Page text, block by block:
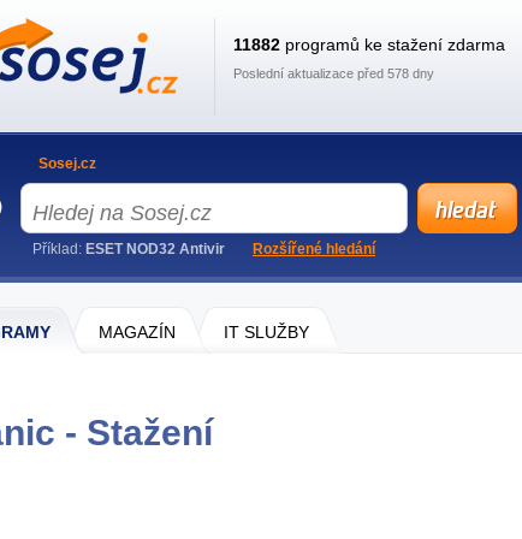
MAGAZÍN IT SLUŽBY
- Stažení
11882 programů ke stažení zdarma
Poslední aktualizace před 578 dny
Sosej.cz
Příklad: ESET NOD32 Antivir Rozšířené hledání